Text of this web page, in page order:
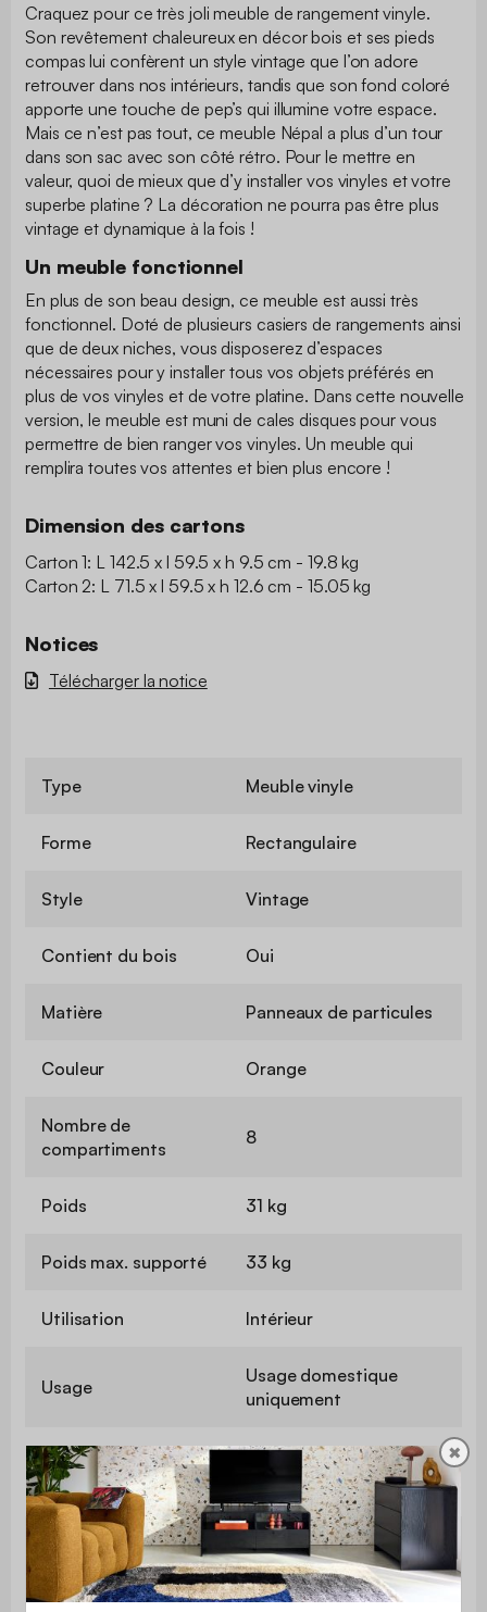
Craquez pour ce très joli meuble de rangement vinyle.
Son revêtement chaleureux en décor bois et ses pieds
compas lui confèrent un style vintage que l’on adore
retrouver dans nos intérieurs, tandis que son fond coloré
apporte une touche de pep’s qui illumine votre espace.
Mais ce n’est pas tout, ce meuble Népal a plus d’un tour
dans son sac avec son côté rétro. Pour le mettre en
valeur, quoi de mieux que d’y installer vos vinyles et votre
superbe platine ? La décoration ne pourra pas être plus
vintage et dynamique à la fois !
Un meuble fonctionnel
En plus de son beau design, ce meuble est aussi très
fonctionnel. Doté de plusieurs casiers de rangements ainsi
que de deux niches, vous disposerez d’espaces
nécessaires pour y installer tous vos objets préférés en
plus de vos vinyles et de votre platine. Dans cette nouvelle
version, le meuble est muni de cales disques pour vous
permettre de bien ranger vos vinyles. Un meuble qui
remplira toutes vos attentes et bien plus encore !
Dimension des cartons
Carton 1: L 142.5 x l 59.5 x h 9.5 cm - 19.8 kg
Carton 2: L 71.5 x l 59.5 x h 12.6 cm - 15.05 kg
Notices
Télécharger la notice
Type Meuble vinyle
Forme Rectangulaire
Style Vintage
Contient du bois Oui
Matière Panneaux de particules
Couleur Orange
Nombre de
compartiments
8
Poids 31 kg
Poids max. supporté 33 kg
Utilisation Intérieur
Usage
Usage domestique
uniquement
Garantie 2 ans
Montage
Le montage est très
simple, une notice est
fournie
✖